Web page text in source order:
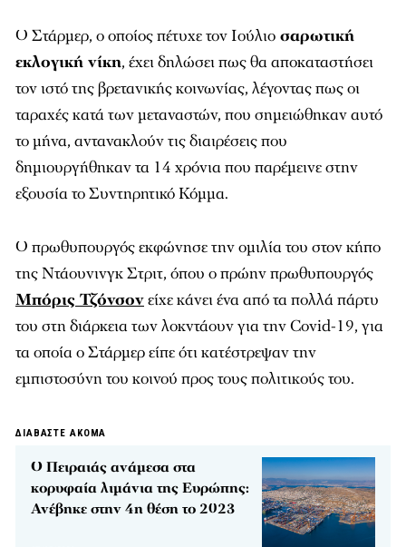
Ο Στάρμερ, ο οποίος πέτυχε τον Ιούλιο σαρωτική
εκλογική νίκη, έχει δηλώσει πως θα αποκαταστήσει
τον ιστό της βρετανικής κοινωνίας, λέγοντας πως οι
ταραχές κατά των μεταναστών, που σημειώθηκαν αυτό
το μήνα, αντανακλούν τις διαιρέσεις που
δημιουργήθηκαν τα 14 χρόνια που παρέμεινε στην
εξουσία το Συντηρητικό Κόμμα.
Ο πρωθυπουργός εκφώνησε την ομιλία του στον κήπο
της Ντάουνινγκ Στριτ, όπου ο πρώην πρωθυπουργός
Μπόρις Τζόνσονείχε κάνει ένα από τα πολλά πάρτυ
του στη διάρκεια των λοκντάουν για την Covid-19, για
τα οποία ο Στάρμερ είπε ότι κατέστρεψαν την
εμπιστοσύνη του κοινού προς τους πολιτικούς του.
ΔΙΑΒΑΣΤΕ ΑΚΟΜΑ
Ο Πειραιάς ανάμεσα στα
κορυφαία λιμάνια της Ευρώπης:
Ανέβηκε στην 4η θέση το 2023